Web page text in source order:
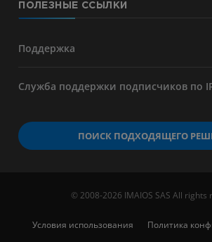
ПОЛЕЗНЫЕ ССЫЛКИ
Поддержка
Служба поддержки подписчиков по
ПОИСК ПОДХОДЯЩЕГО
© 2008-2026 IMAIOS SAS All rights
Условия использования Политика